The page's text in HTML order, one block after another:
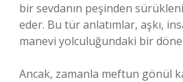
bir sevdanın peşinden
eder. Bu tür anlatımlar, aşkı,
manevi yolculuğundaki bir
Ancak, zamanla meftun gönül